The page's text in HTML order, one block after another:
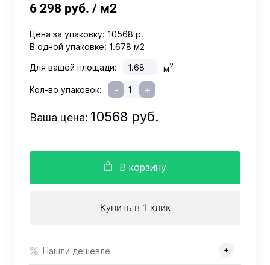
6 298 руб. / м2
Цена за упаковку: 10568 р.
В одной упаковке: 1.678 м2
Для вашей площади:
м2
Кол-во упаковок: - +
Ваша цена: 10568 руб.
В корзину
Купить в 1 клик
Нашли дешевле